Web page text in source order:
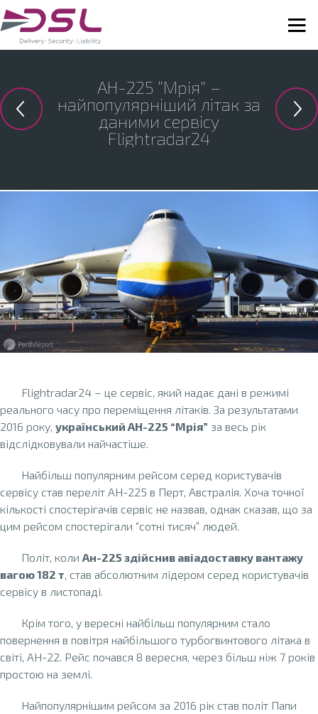
АН-225 “Мрія” –
найпопулярніший літак за
даними сервісу
Flightradar24
Flightradar24 – це сервіс, який надає дані в режимі
реального часу про переміщення літаків. За результатами
2016 року, український АН-225 “Мрія” за весь рік
відслідковували найчастіше.
Найбільш популярним рейсом серед користувачів
сервісу став переліт АН-225 в Перт, Австралія. Хоча точної
кількості спостерігачів сервіс не назвав, однак сказав, що за
цим рейсом спостерігали “сотні тисяч” людей.
Політ, коли Ан-225 здійснив авіадоставку вантажу
вагою 182 т, став абсолютним лідером серед користувачів
сервісу в листопаді.
Крім того, у вересні найбільш популярним стало
повернення в повітря найбільшого турбогвинтового літака в
світі, АН-22. Рейс почався 8 вересня, через більш ніж 7 років
простою на землі.
Найпопулярнішим рейсом за 2016 рік став політ Папи